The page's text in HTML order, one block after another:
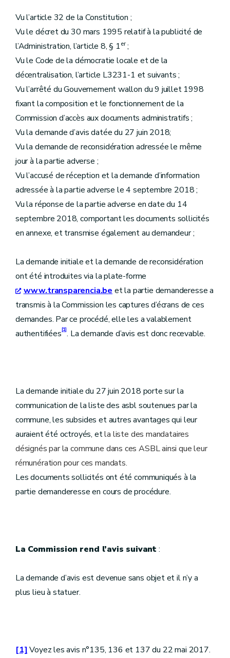
Vu l’article 32 de la Constitution ;
Vu le décret du 30 mars 1995 relatif à la publicité de
l’Administration, l’article 8, § 1er;
Vu le Code de la démocratie locale et de la
décentralisation, l’article L3231-1 et suivants ;
Vu l’arrêté du Gouvernement wallon du 9 juillet 1998
fixant la composition et le fonctionnement de la
Commission d’accès aux documents administratifs ;
Vu la demande d’avis datée du 27 juin 2018;
Vu la demande de reconsidération adressée le même
jour à la partie adverse ;
Vu l’accusé de réception et la demande d’information
adressée à la partie adverse le 4 septembre 2018 ;
Vu la réponse de la partie adverse en date du 14
septembre 2018, comportant les documents sollicités
en annexe, et transmise également au demandeur ;
La demande initiale et la demande de reconsidération
ont été introduites via la plate-forme
www.transparencia.be et la partie demanderesse a
transmis à la Commission les captures d’écrans de ces
demandes. Par ce procédé, elle les a valablement
authentifiées[1]. La demande d’avis est donc recevable.
La demande initiale du 27 juin 2018 porte sur la
communication de la liste des asbl soutenues par la
commune, les subsides et autres avantages qui leur
auraient été octroyés, etla liste des mandataires
désignés par la commune dans ces ASBL ainsi que leur
rémunération pour ces mandats.
Les documents sollicités ont été communiqués à la
partie demanderesse en cours de procédure.
La Commission rend l’avis suivant:
La demande d’avis est devenue sans objet et il n’y a
plus lieu à statuer.
[1] Voyez les avis n°135, 136 et 137 du 22 mai 2017.